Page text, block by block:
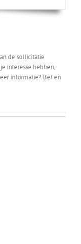
de sollicitatie
interesse hebben,
informatie? Bel en